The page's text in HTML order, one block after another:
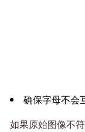
确保字母不会
如果原始图像不